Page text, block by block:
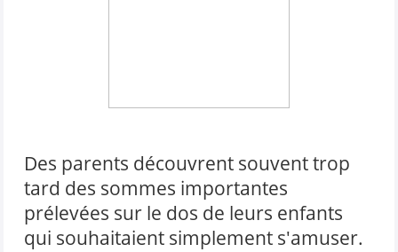
Des parents découvrent souvent trop
tard des sommes importantes
prélevées sur le dos de leurs enfants
qui souhaitaient simplement s'amuser.